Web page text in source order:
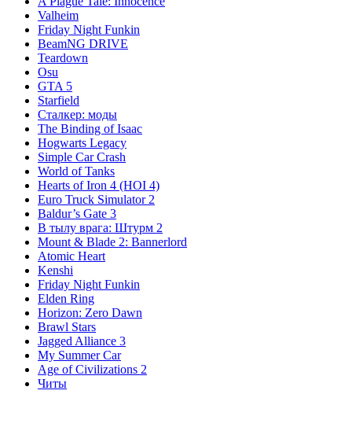
Valheim
Friday Night Funkin
BeamNG DRIVE
Teardown
Osu
GTA 5
Starfield
Сталкер: моды
The Binding of Isaac
Hogwarts Legacy
Simple Car Crash
World of Tanks
Hearts of Iron 4 (HOI 4)
Euro Truck Simulator 2
Baldur’s Gate 3
В тылу врага: Штурм 2
Mount & Blade 2: Bannerlord
Atomic Heart
Kenshi
Friday Night Funkin
Elden Ring
Horizon: Zero Dawn
Brawl Stars
Jagged Alliance 3
My Summer Car
Age of Civilizations 2
Читы